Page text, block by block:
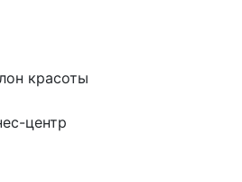
красоты
центр